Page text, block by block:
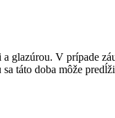
glazúrou. V prípade
táto doba môže